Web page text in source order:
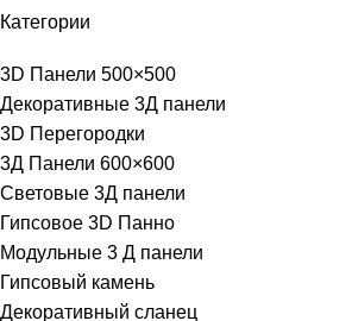
Категории
3D Панели 500×500
Декоративные 3Д панели
3D Перегородки
3Д Панели 600×600
Световые 3Д панели
Гипсовое 3D Панно
Модульные 3 Д панели
Гипсовый камень
Декоративный сланец